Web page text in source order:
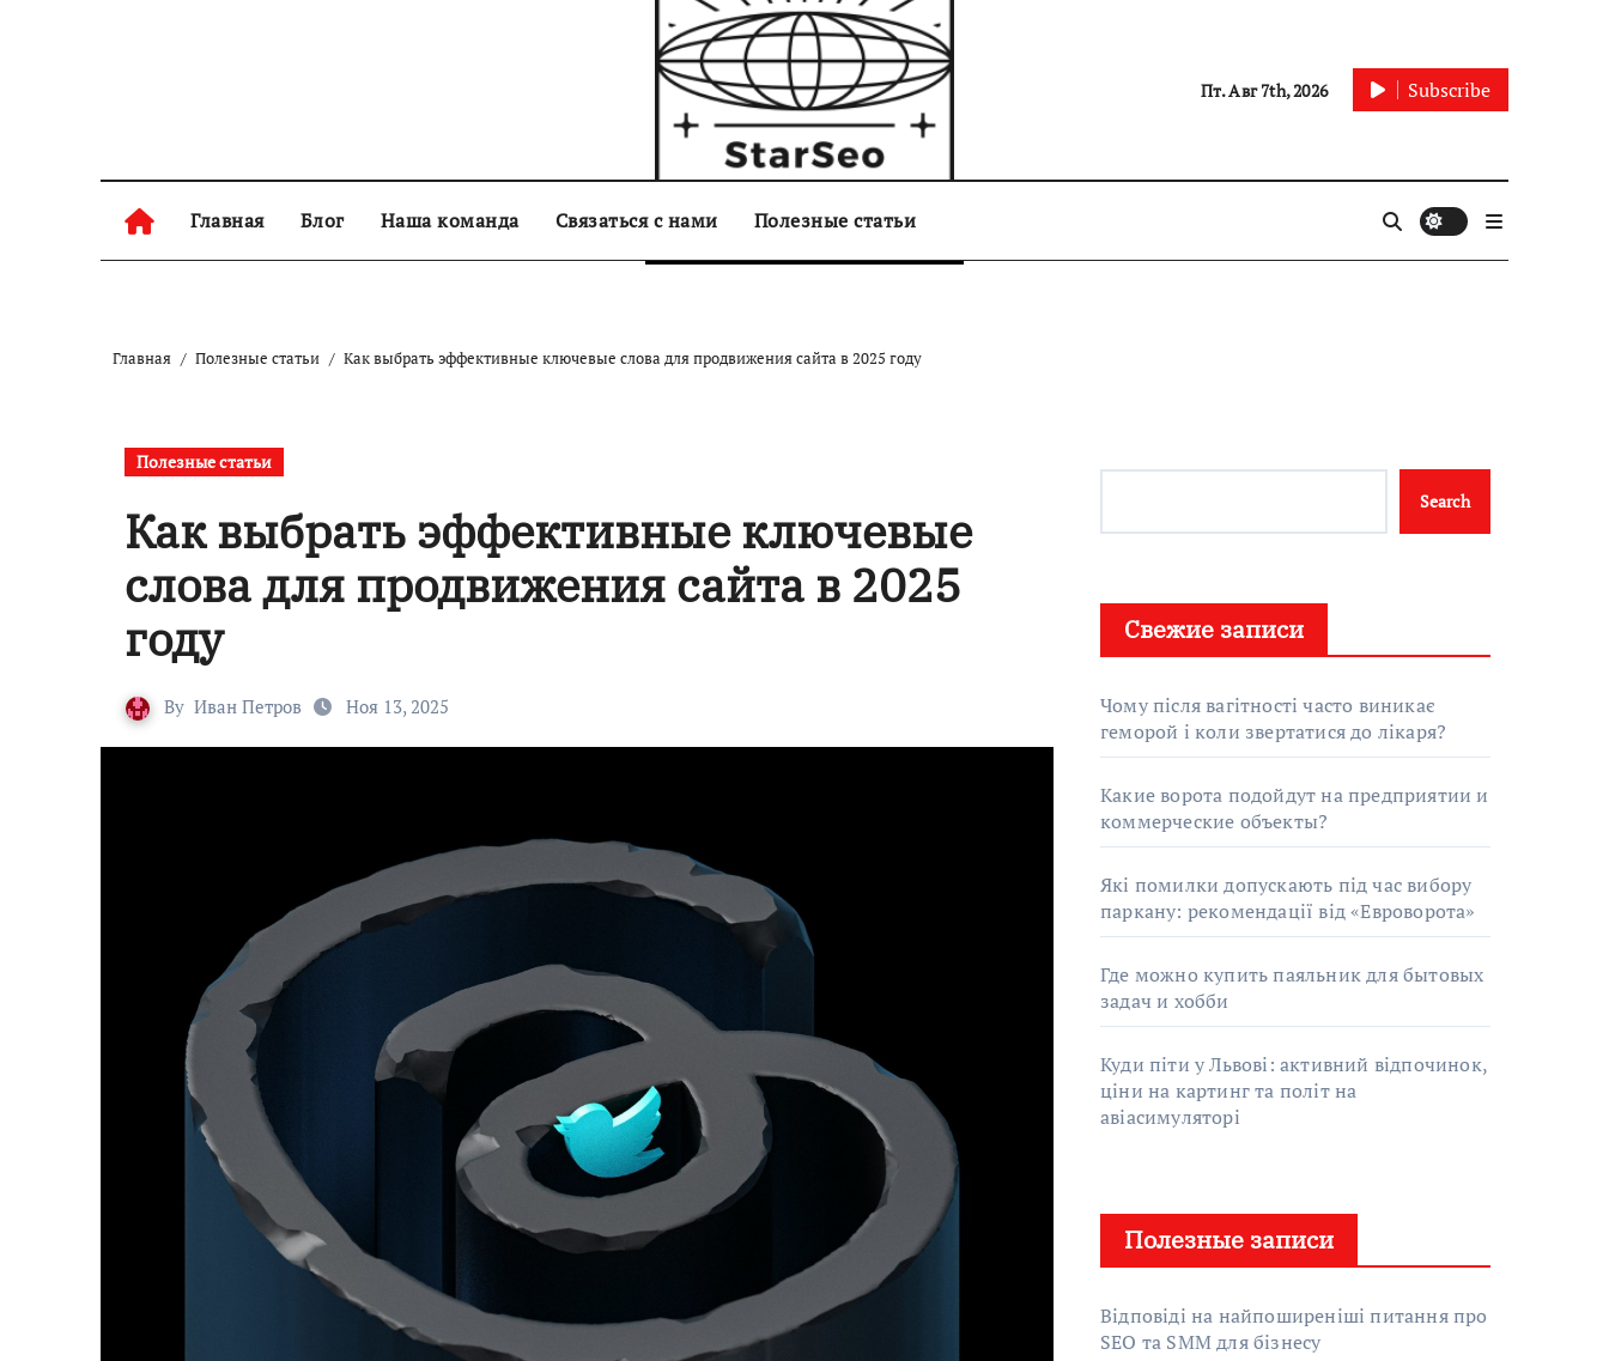
starseo.com.ua
Пт. Авг 7th, 2026 Subscribe
Главная Блог Наша команда Связаться с нами Полезные статьи
Главная Полезные статьи Как выбрать эффективные ключевые слова для продвижения сайта в 2025 году
Полезные статьи
Как выбрать эффективные ключевые
слова для продвижения сайта в 2025
году
By Иван Петров Ноя 13, 2025
Search
Свежие записи
Чому після вагітності часто виникає
геморой і коли звертатися до лікаря?
Какие ворота подойдут на предприятии и
коммерческие объекты?
Які помилки допускають під час вибору
паркану: рекомендації від «Евроворота»
Где можно купить паяльник для бытовых
задач и хобби
Куди піти у Львові: активний відпочинок,
ціни на картинг та політ на
авіасимуляторі
Полезные записи
Відповіді на найпоширеніші питання про
SEO та SMM для бізнесу